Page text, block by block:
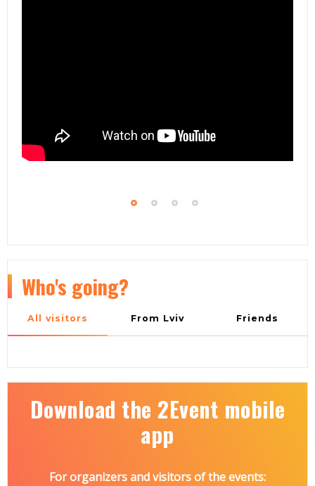
Who's going?
All visitors From Lviv Friends
Download the 2Event mobile
app
For organizers and visitors of the events: